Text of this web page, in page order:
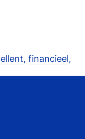
, financieel,